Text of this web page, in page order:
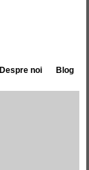
Blog
Despre noi